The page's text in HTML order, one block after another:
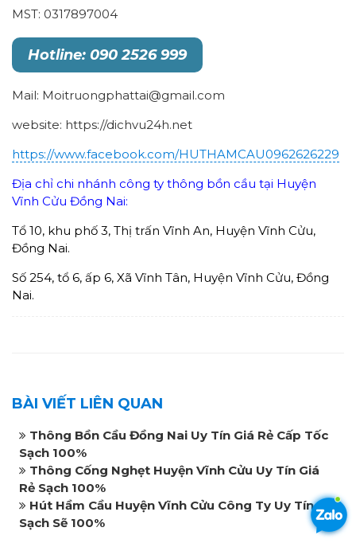
MST: 0317897004
Hotline: 090 2526 999
Mail: Moitruongphattai@gmail.com
website: https://dichvu24h.net
https://www.facebook.com/HUTHAMCAU0962626229
Địa chỉ chi nhánh công ty thông bồn cầu tại Huyện
Vĩnh Cửu Đồng Nai:
Tổ 10, khu phố 3, Thị trấn Vĩnh An, Huyện Vĩnh Cửu,
Đồng Nai.
Số 254, tổ 6, ấp 6, Xã Vĩnh Tân, Huyện Vĩnh Cửu, Đồng
Nai.
BÀI VIẾT LIÊN QUAN
Thông Bồn Cầu Đồng Nai Uy Tín Giá Rẻ Cấp Tốc
Sạch 100%
Thông Cống Nghẹt Huyện Vĩnh Cửu Uy Tín Giá
Rẻ Sạch 100%
Hút Hầm Cầu Huyện Vĩnh Cửu Công Ty Uy Tín
Sạch Sẽ 100%